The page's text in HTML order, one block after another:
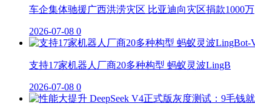
车企集体驰援广西洪涝灾区 比亚迪向灾区捐款1000万
2026-07-08 0
支持17家机器人厂商20多种构型 蚂蚁灵波LingB
2026-07-08 0